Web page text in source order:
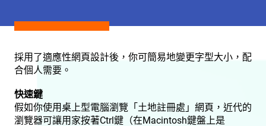
採用了適應性網頁設計後，你可簡易地變更字型大小，配
合個人需要。
快速鍵
假如你使用桌上型電腦瀏覽「土地註冊處」網頁，近代的
瀏覽器可讓用家按著Ctrl鍵（在Macintosh鍵盤上是